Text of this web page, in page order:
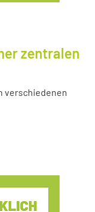
zentralen
verschiedenen